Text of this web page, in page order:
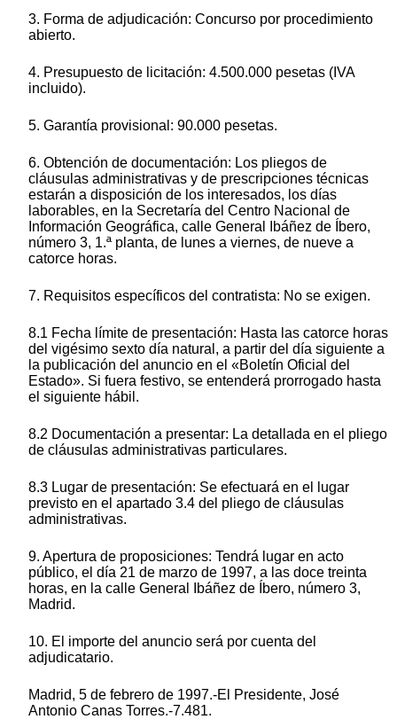
3. Forma de adjudicación: Concurso por procedimiento
abierto.
4. Presupuesto de licitación: 4.500.000 pesetas (IVA
incluido).
5. Garantía provisional: 90.000 pesetas.
6. Obtención de documentación: Los pliegos de
cláusulas administrativas y de prescripciones técnicas
estarán a disposición de los interesados, los días
laborables, en la Secretaría del Centro Nacional de
Información Geográfica, calle General Ibáñez de Íbero,
número 3, 1.ª planta, de lunes a viernes, de nueve a
catorce horas.
7. Requisitos específicos del contratista: No se exigen.
8.1 Fecha límite de presentación: Hasta las catorce horas
del vigésimo sexto día natural, a partir del día siguiente a
la publicación del anuncio en el «Boletín Oficial del
Estado». Si fuera festivo, se entenderá prorrogado hasta
el siguiente hábil.
8.2 Documentación a presentar: La detallada en el pliego
de cláusulas administrativas particulares.
8.3 Lugar de presentación: Se efectuará en el lugar
previsto en el apartado 3.4 del pliego de cláusulas
administrativas.
9. Apertura de proposiciones: Tendrá lugar en acto
público, el día 21 de marzo de 1997, a las doce treinta
horas, en la calle General Ibáñez de Íbero, número 3,
Madrid.
10. El importe del anuncio será por cuenta del
adjudicatario.
Madrid, 5 de febrero de 1997.-El Presidente, José
Antonio Canas Torres.-7.481.